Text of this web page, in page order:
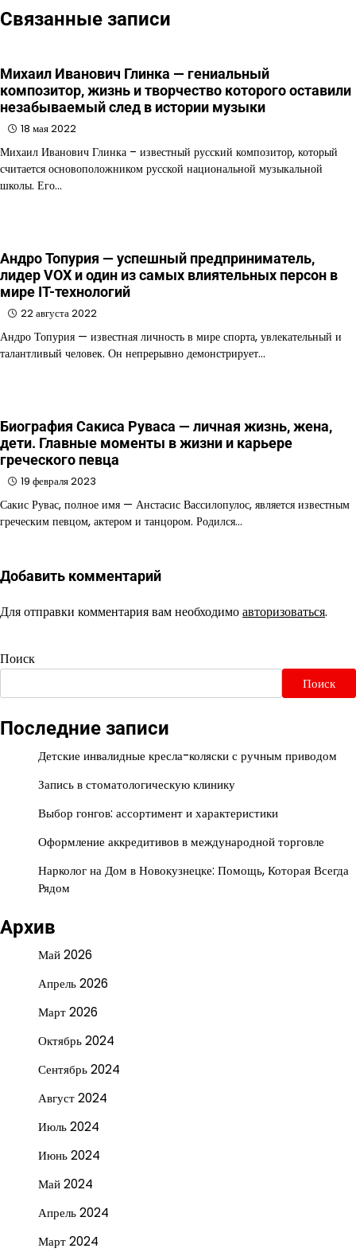
Связанные записи
Михаил Иванович Глинка — гениальный
композитор, жизнь и творчество которого оставили
незабываемый след в истории музыки
18 мая 2022
Михаил Иванович Глинка – известный русский композитор, который
считается основоположником русской национальной музыкальной
школы. Его…
Андро Топурия — успешный предприниматель,
лидер VOX и один из самых влиятельных персон в
мире IT-технологий
22 августа 2022
Андро Топурия — известная личность в мире спорта, увлекательный и
талантливый человек. Он непрерывно демонстрирует…
Биография Сакиса Руваса — личная жизнь, жена,
дети. Главные моменты в жизни и карьере
греческого певца
19 февраля 2023
Сакис Рувас, полное имя — Анстасис Вассилопулос, является известным
греческим певцом, актером и танцором. Родился…
Добавить комментарий
Для отправки комментария вам необходимоавторизоваться.
Поиск
Поиск
Последние записи
Детские инвалидные кресла-коляски с ручным приводом
Запись в стоматологическую клинику
Выбор гонгов: ассортимент и характеристики
Оформление аккредитивов в международной торговле
Нарколог на Дом в Новокузнецке: Помощь, Которая Всегда
Рядом
Архив
Май 2026
Апрель 2026
Март 2026
Октябрь 2024
Сентябрь 2024
Август 2024
Июль 2024
Июнь 2024
Май 2024
Апрель 2024
Март 2024